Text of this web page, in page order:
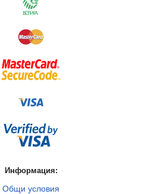
Информация:
Общи условия